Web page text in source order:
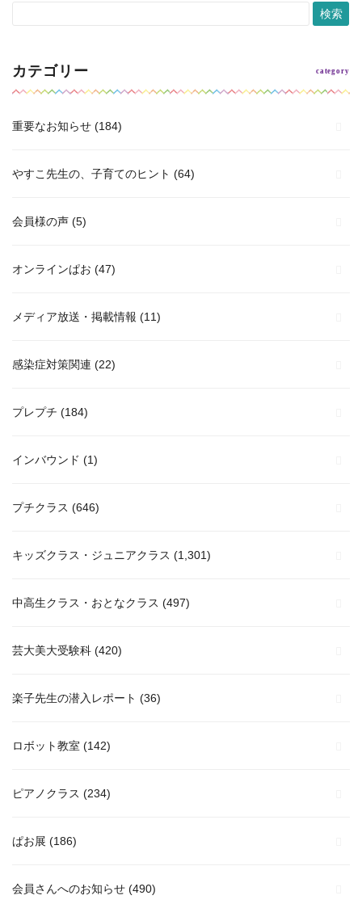
カテゴリー
重要なお知らせ (184)
やすこ先生の、子育てのヒント (64)
会員様の声 (5)
オンラインぱお (47)
メディア放送・掲載情報 (11)
感染症対策関連 (22)
プレプチ (184)
インバウンド (1)
プチクラス (646)
キッズクラス・ジュニアクラス (1,301)
中高生クラス・おとなクラス (497)
芸大美大受験科 (420)
楽子先生の潜入レポート (36)
ロボット教室 (142)
ピアノクラス (234)
ぱお展 (186)
会員さんへのお知らせ (490)